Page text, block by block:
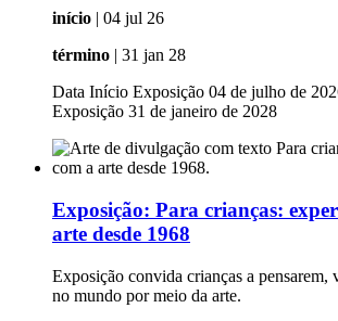
início | 04 jul 26
término | 31 jan 28
Data Início Exposição 04 de julho de
Exposição 31 de janeiro de 2028
Exposição: Para crianças:
arte desde 1968
Exposição convida crianças a pensarem,
no mundo por meio da arte.